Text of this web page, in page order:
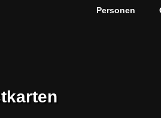
Personen